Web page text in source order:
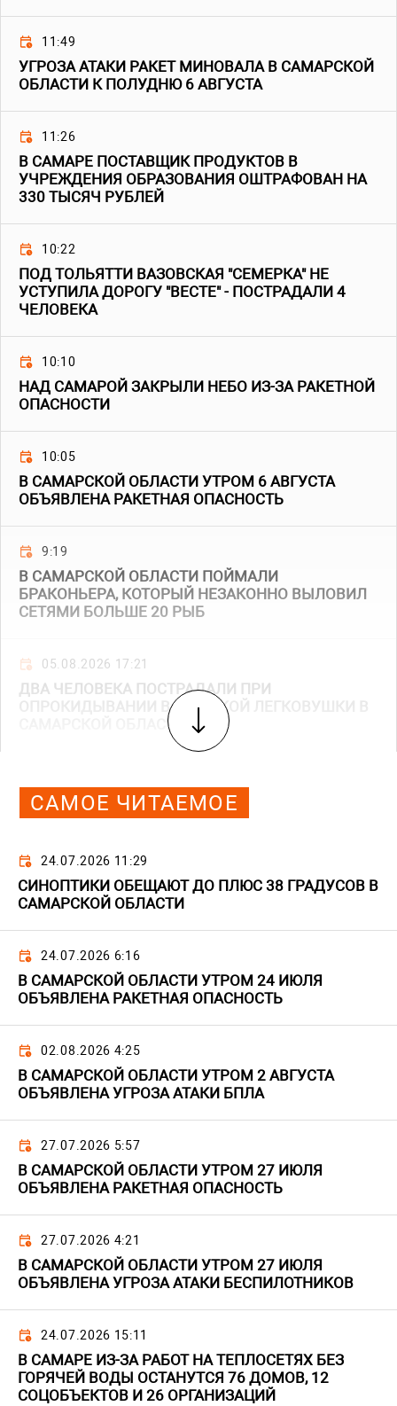
11:49
УГРОЗА АТАКИ РАКЕТ МИНОВАЛА В САМАРСКОЙ
ОБЛАСТИ К ПОЛУДНЮ 6 АВГУСТА
11:26
В САМАРЕ ПОСТАВЩИК ПРОДУКТОВ В
УЧРЕЖДЕНИЯ ОБРАЗОВАНИЯ ОШТРАФОВАН НА
330 ТЫСЯЧ РУБЛЕЙ
10:22
ПОД ТОЛЬЯТТИ ВАЗОВСКАЯ "СЕМЕРКА" НЕ
УСТУПИЛА ДОРОГУ "ВЕСТЕ" - ПОСТРАДАЛИ 4
ЧЕЛОВЕКА
10:10
НАД САМАРОЙ ЗАКРЫЛИ НЕБО ИЗ-ЗА РАКЕТНОЙ
ОПАСНОСТИ
10:05
В САМАРСКОЙ ОБЛАСТИ УТРОМ 6 АВГУСТА
ОБЪЯВЛЕНА РАКЕТНАЯ ОПАСНОСТЬ
9:19
В САМАРСКОЙ ОБЛАСТИ ПОЙМАЛИ
БРАКОНЬЕРА, КОТОРЫЙ НЕЗАКОННО ВЫЛОВИЛ
СЕТЯМИ БОЛЬШЕ 20 РЫБ
05.08.2026 17:21
ДВА ЧЕЛОВЕКА ПОСТРАДАЛИ ПРИ
ОПРОКИДЫВАНИИ ВАЗОВСКОЙ ЛЕГКОВУШКИ В
САМАРСКОЙ ОБЛАСТИ
САМОЕ ЧИТАЕМОЕ
24.07.2026 11:29
СИНОПТИКИ ОБЕЩАЮТ ДО ПЛЮС 38 ГРАДУСОВ В
САМАРСКОЙ ОБЛАСТИ
24.07.2026 6:16
В САМАРСКОЙ ОБЛАСТИ УТРОМ 24 ИЮЛЯ
ОБЪЯВЛЕНА РАКЕТНАЯ ОПАСНОСТЬ
02.08.2026 4:25
В САМАРСКОЙ ОБЛАСТИ УТРОМ 2 АВГУСТА
ОБЪЯВЛЕНА УГРОЗА АТАКИ БПЛА
27.07.2026 5:57
В САМАРСКОЙ ОБЛАСТИ УТРОМ 27 ИЮЛЯ
ОБЪЯВЛЕНА РАКЕТНАЯ ОПАСНОСТЬ
27.07.2026 4:21
В САМАРСКОЙ ОБЛАСТИ УТРОМ 27 ИЮЛЯ
ОБЪЯВЛЕНА УГРОЗА АТАКИ БЕСПИЛОТНИКОВ
24.07.2026 15:11
В САМАРЕ ИЗ-ЗА РАБОТ НА ТЕПЛОСЕТЯХ БЕЗ
ГОРЯЧЕЙ ВОДЫ ОСТАНУТСЯ 76 ДОМОВ, 12
СОЦОБЪЕКТОВ И 26 ОРГАНИЗАЦИЙ